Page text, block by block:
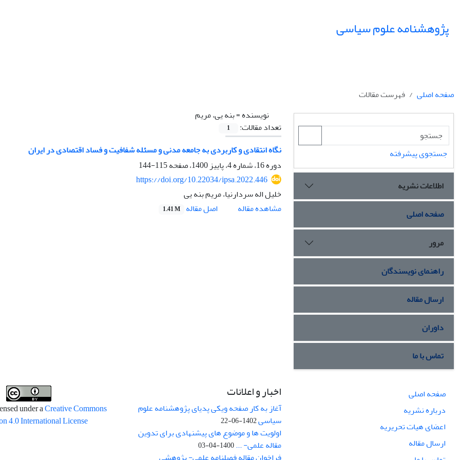
پژوهشنامه علوم سیاسی
صفحه اصلی
فهرست مقالات
نویسنده =بنه یی، مریم
تعداد مقالات:
1
نگاه انتقادی و کاربردی به جامعه مدنی و مسئله شفافیت و فساد اقتصادی در ایران
دوره 16، شماره 4، پاییز 1400، صفحه
115-144
https://doi.org/10.22034/ipsa.2022.446
خلیل اله سردارنیا، مریم بنه یی
مشاهده مقاله
اصل مقاله 1.41 M
جستجوی پیشرفته
اطلاعات نشریه
صفحه اصلی
مرور
راهنمای نویسندگان
ارسال مقاله
داوران
تماس با ما
صفحه اصلی
درباره نشریه
اعضای هیات تحریریه
ارسال مقاله
اخبار و اعلانات
آغاز به کار صفحه ویکی پدیای پژوهشنامه علوم
سیاسی1402-06-22
اولویت ها و موضوع های پیشنهادی برای تدوین
مقاله علمی- ...1400-04-03
under aCreative Commons
4.0 International License